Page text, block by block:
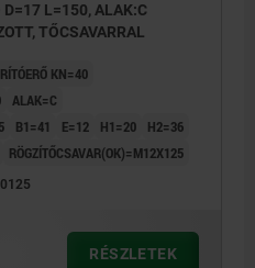
L=150, ALAK:C
TŐCSAVARRAL
KN=40
ALAK=C
B1=41 E=12 H1=20
H2=36
RÖGZÍTŐCSAVAR(OK)=M12X125
RÉSZLETEK